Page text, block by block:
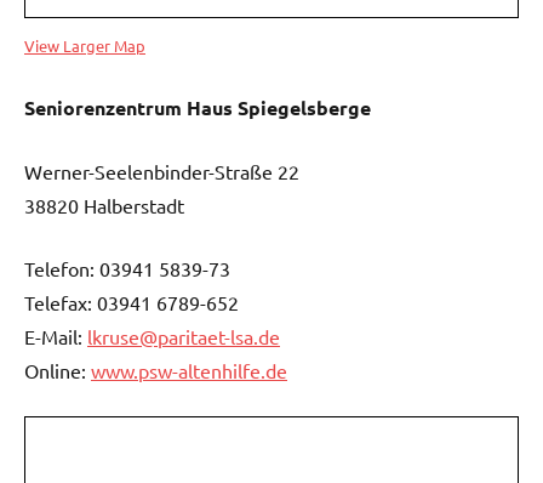
View Larger Map
Seniorenzentrum Haus Spiegelsberge
Werner-Seelenbinder-Straße 22
38820 Halberstadt
Telefon: 03941 5839-73
Telefax: 03941 6789-652
E-Mail: lkruse@paritaet-lsa.de
Online: www.psw-altenhilfe.de